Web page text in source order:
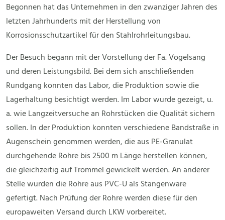
Begonnen hat das Unternehmen in den zwanziger Jahren des
letzten Jahrhunderts mit der Herstellung von
Korrosionsschutzartikel für den Stahlrohrleitungsbau.
Der Besuch begann mit der Vorstellung der Fa. Vogelsang
und deren Leistungsbild. Bei dem sich anschließenden
Rundgang konnten das Labor, die Produktion sowie die
Lagerhaltung besichtigt werden. Im Labor wurde gezeigt, u.
a. wie Langzeitversuche an Rohrstücken die Qualität sichern
sollen. In der Produktion konnten verschiedene Bandstraße in
Augenschein genommen werden, die aus PE-Granulat
durchgehende Rohre bis 2500 m Länge herstellen können,
die gleichzeitig auf Trommel gewickelt werden. An anderer
Stelle wurden die Rohre aus PVC-U als Stangenware
gefertigt. Nach Prüfung der Rohre werden diese für den
europaweiten Versand durch LKW vorbereitet.